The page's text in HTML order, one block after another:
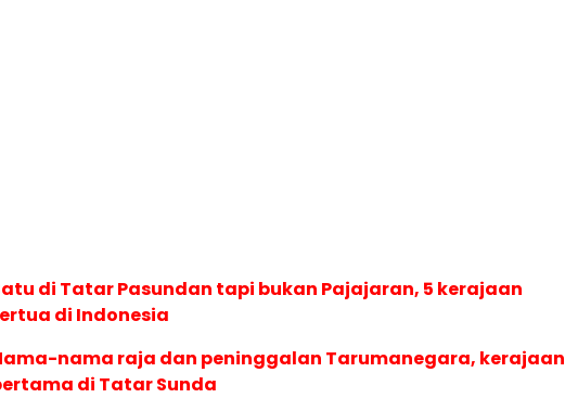
di Tatar Pasundan tapi bukan Pajajaran, 5 kerajaan
di Indonesia
nama raja dan peninggalan Tarumanegara, kerajaan
di Tatar Sunda